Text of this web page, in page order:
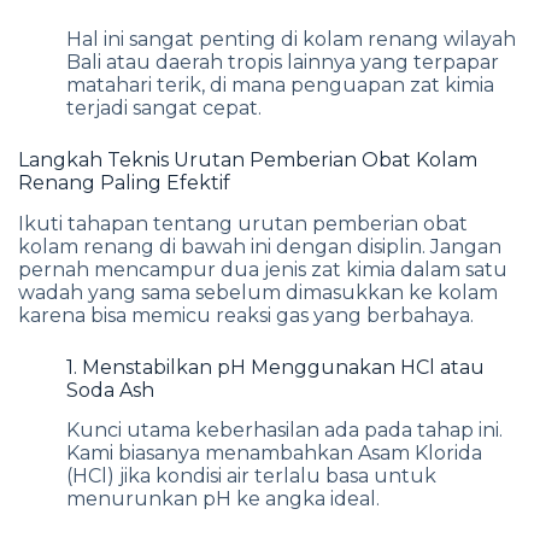
Hal ini sangat penting di kolam renang wilayah
Bali atau daerah tropis lainnya yang terpapar
matahari terik, di mana penguapan zat kimia
terjadi sangat cepat.
Langkah Teknis Urutan Pemberian Obat Kolam
Renang Paling Efektif
Ikuti tahapan tentang urutan pemberian obat
kolam renang di bawah ini dengan disiplin. Jangan
pernah mencampur dua jenis zat kimia dalam satu
wadah yang sama sebelum dimasukkan ke kolam
karena bisa memicu reaksi gas yang berbahaya.
1. Menstabilkan pH Menggunakan HCl atau
Soda Ash
Kunci utama keberhasilan ada pada tahap ini.
Kami biasanya menambahkan Asam Klorida
(HCl) jika kondisi air terlalu basa untuk
menurunkan pH ke angka ideal.